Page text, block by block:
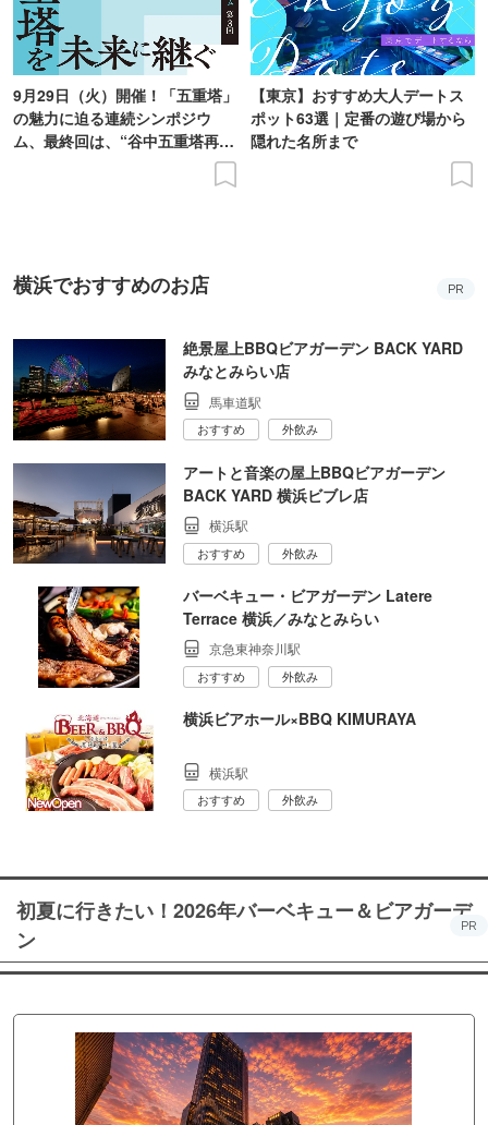
9月29日（火）開催！「五重塔」
の魅力に迫る連続シンポジウ
ム、最終回は、“谷中五重塔再建
【東京】おすすめ大人デートス
ポット63選｜定番の遊び場から
隠れた名所まで
横浜でおすすめのお店 PR
絶景屋上BBQビアガーデン BACK YARD
みなとみらい店
馬車道駅
おすすめ 外飲み
アートと音楽の屋上BBQビアガーデン
BACK YARD 横浜ビブレ店
横浜駅
おすすめ 外飲み
バーベキュー・ビアガーデン Latere
Terrace 横浜／みなとみらい
京急東神奈川駅
おすすめ 外飲み
横浜ビアホール×BBQ KIMURAYA
横浜駅
おすすめ 外飲み
初夏に行きたい！2026年バーベキュー＆ビアガーデ
ン
PR